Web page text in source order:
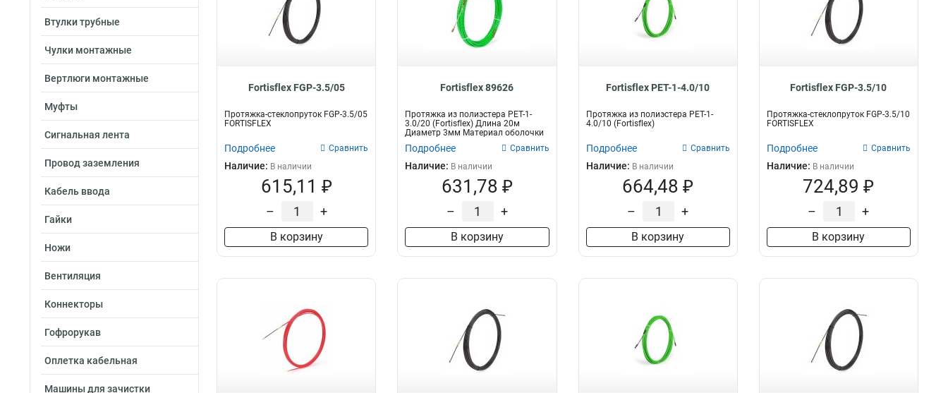
Втулки трубные
Чулки монтажные
Вертлюги монтажные
Муфты
Сигнальная лента
Провод заземления
Кабель ввода
Гайки
Ножи
Вентиляция
Коннекторы
Гофрорукав
Оплетка кабельная
Машины для зачистки
Fortisflex FGP-3.5/05
Протяжка-стеклопруток FGP-3.5/05
FORTISFLEX
Подробнее Сравнить
Наличие: В наличии
615,11 ₽
– +
В корзину
Fortisflex 89626
Протяжка из полиэстера PET-1-
3.0/20 (Fortisflex) Длина 20м
Диаметр 3мм Материал оболочки
полиэс...
Подробнее Сравнить
Наличие: В наличии
631,78 ₽
– +
В корзину
Fortisflex PET-1-4.0/10
Протяжка из полиэстера PET-1-
4.0/10 (Fortisflex)
Подробнее Сравнить
Наличие: В наличии
664,48 ₽
– +
В корзину
Fortisflex FGP-3.5/10
Протяжка-стеклопруток FGP-3.5/10
FORTISFLEX
Подробнее Сравнить
Наличие: В наличии
724,89 ₽
– +
В корзину